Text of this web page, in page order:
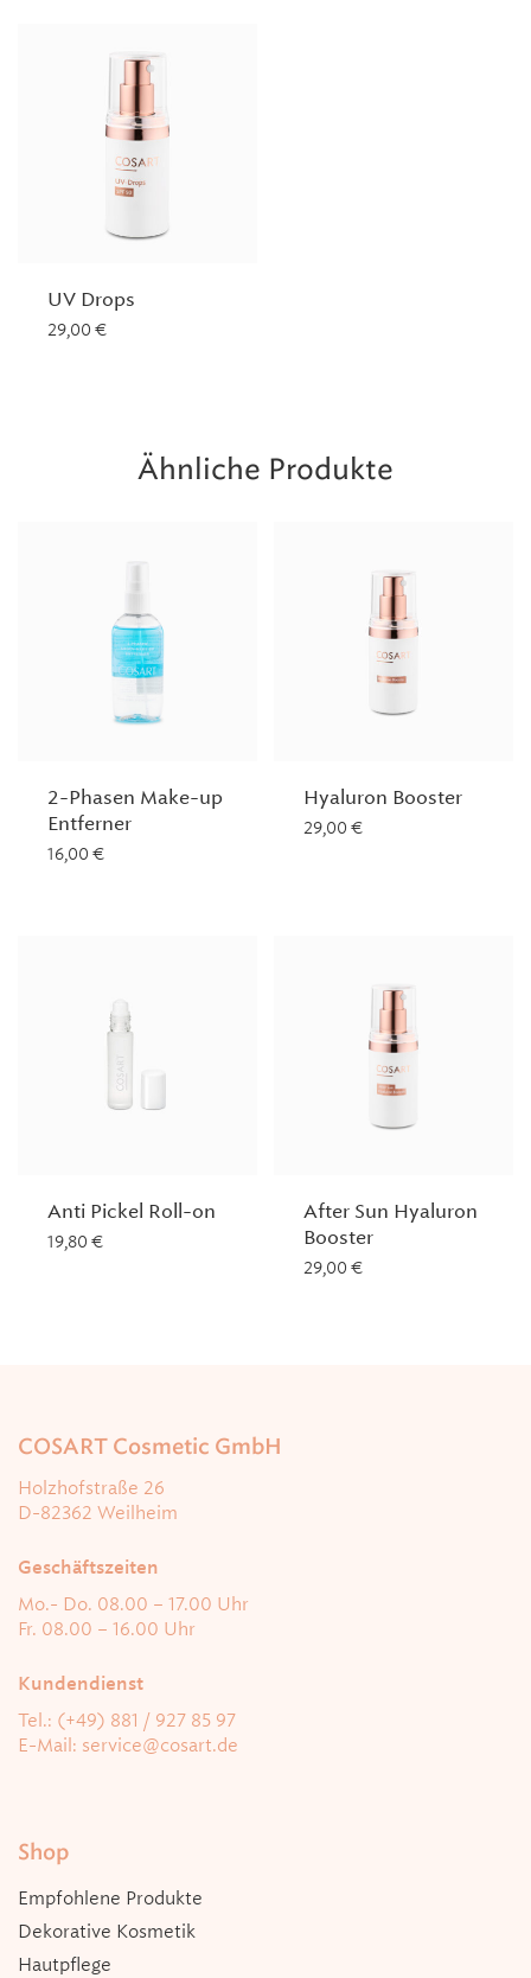
UV Drops
29,00 €
Ähnliche Produkte
2-Phasen Make-up
Entferner
16,00 €
Hyaluron Booster
29,00 €
Anti Pickel Roll-on
19,80 €
After Sun Hyaluron
Booster
29,00 €
COSART Cosmetic GmbH
Holzhofstraße 26
D-82362 Weilheim
Geschäftszeiten
Mo.- Do. 08.00 – 17.00 Uhr
Fr. 08.00 – 16.00 Uhr
Kundendienst
Tel.: (+49) 881 / 927 85 97
E-Mail: service@cosart.de
Shop
Empfohlene Produkte
Dekorative Kosmetik
Hautpflege